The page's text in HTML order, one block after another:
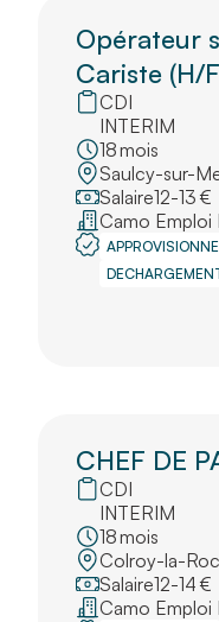
Opérateur
Cariste (H/
CDI
INTERIM
18mois
Saulcy-sur-
Salaire12-13 €
Camo Emploi
CHEF DE
CDI
INTERIM
18mois
Colroy-la-
Salaire12-14 €
Camo Emploi